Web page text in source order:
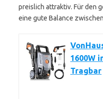
preislich attraktiv. Für den
eine gute Balance
1600W
Tragbar